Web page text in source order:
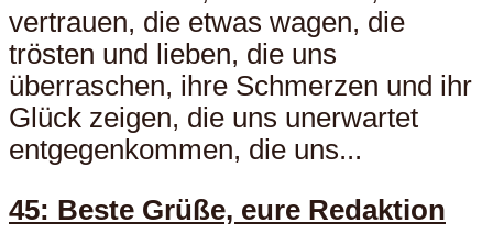
vertrauen, die etwas wagen, die
trösten und lieben, die uns
überraschen, ihre Schmerzen und ihr
Glück zeigen, die uns unerwartet
entgegenkommen, die uns...
45: Beste Grüße, eure Redaktion